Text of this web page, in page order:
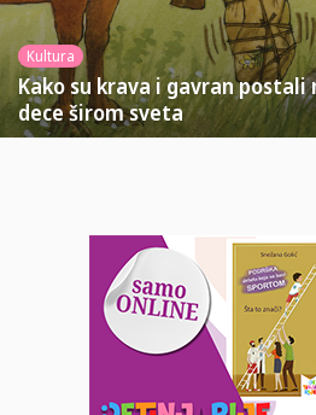
Kultura
Kako su krava i gavran
dece širom sveta